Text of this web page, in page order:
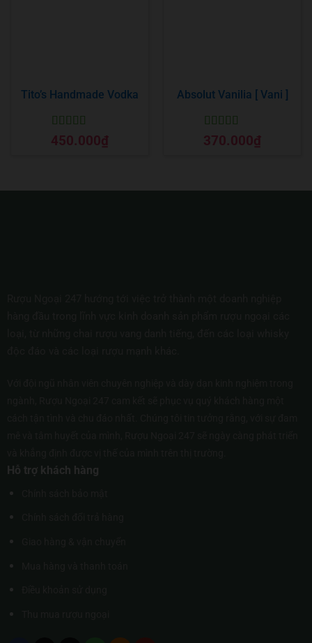
Tito’s Handmade Vodka
Được xếp
hạng55 sao
450.000₫
Absolut Vanilia [ Vani ]
Được xếp
hạng55 sao
370.000₫
Hỗ trợ khách hàng